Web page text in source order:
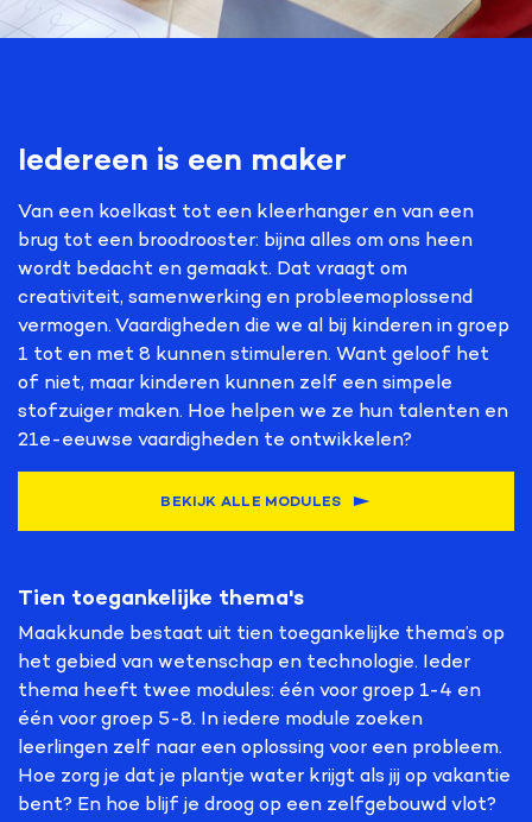
Iedereen is een maker
Van een koelkast tot een kleerhanger en van een
brug tot een broodrooster: bijna alles om ons heen
wordt bedacht en gemaakt. Dat vraagt om
creativiteit, samenwerking en probleemoplossend
vermogen. Vaardigheden die we al bij kinderen in groep
1 tot en met 8 kunnen stimuleren. Want geloof het
of niet, maar kinderen kunnen zelf een simpele
stofzuiger maken. Hoe helpen we ze hun talenten en
21e-eeuwse vaardigheden te ontwikkelen?
BEKIJK ALLE MODULES
Tien toegankelijke thema's
Maakkunde bestaat uit tien toegankelijke thema’s op
het gebied van wetenschap en technologie. Ieder
thema heeft twee modules: één voor groep 1-4 en
één voor groep 5-8. In iedere module zoeken
leerlingen zelf naar een oplossing voor een probleem.
Hoe zorg je dat je plantje water krijgt als jij op vakantie
bent? En hoe blijf je droog op een zelfgebouwd vlot?